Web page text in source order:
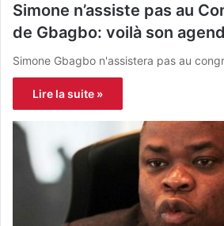
Simone n’assiste pas au
de Gbagbo: voilà son
Simone Gbagbo n'assistera pas au
Lire la suite »